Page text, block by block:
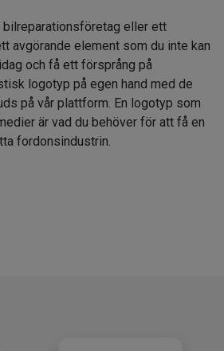
eller ett
avgörande element som du inte kan
och få ett försprång på
logotyp på egen hand med de
på vår plattform. En logotyp som
är vad du behöver för att få en
fordonsindustrin.